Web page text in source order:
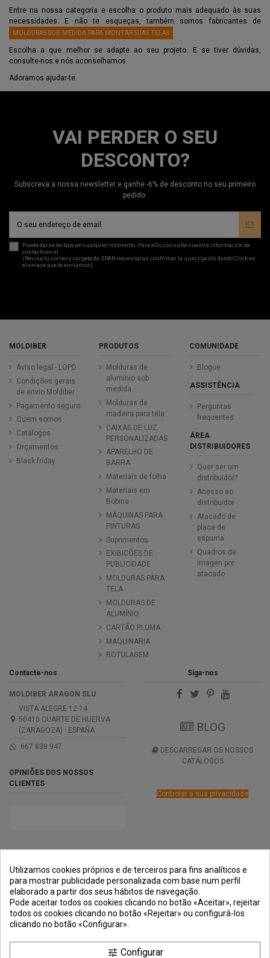
Entre na nossa categoria e escolha o produto mais adequado às suas
necessidades. E não te esqueças, também somos fabricantes de
MOLDURAS SOB MEDIDA PARA MONTAR SUAS TELAS
Escolha a que melhor se adapte ao seu projeto. E se tiver dúvidas,
consulte-nos e nós aconselhamos.
Adoramos ajudar-te.
VAI PERDER O SEU
DESCONTO?
Subscreva a nossa newsletter e ganhe -6% de desconto no seu primeiro
pedido.
Puede darse de baja en cualquier momento. Para ello, consulte nuestra información de
contacto en el
(Revisa tu correo y carpeta de SPAN necesitaras confirmar la suscripción dando Click en
el enlace que te enviamos)
MOLDIBER
Aviso legal - LOPD
Condições gerais
de envio Moldiber
Pagamento seguro
Quem somos
Catálogos
Orçamentos
Black friday
PRODUTOS
Molduras de
alumínio sob
medida
Molduras de
madeira para tela
CAIXAS DE LUZ
PERSONALIZADAS
APARELHO DE
BARRA
Materiais de folha
Materiais em
Bobina
MÁQUINAS PARA
PINTURAS
Suprimentos
EXIBICÕES DE
PUBLICIDADE
MOLDURAS PARA
TELA
MOLDURAS DE
ALUMÍNIO
CARTÃO PLUMA
MAQUINARIA
ROTULAGEM
COMUNIDADE
Blogue
ASSISTÊNCIA
Perguntas
frequentes
ÁREA
DISTRIBUIDORES
Quer ser um
distribuidor?
Acesso ao
distribuidor
Atacado de
placa de
espuma
Quadros de
imagen por
atacado
Contacte-nos
MOLDIBER ARAGON SLU
VISTA ALEGRE 12-14
50410 CUARTE DE HUERVA
(ZARAGOZA) · ESPAÑA
667 838 947
OPINIÕES DOS NOSSOS
CLIENTES
Siga-nos
BLOG
DESCARREGAR OS NOSSOS
CATÁLOGOS
Controlar a sua privacidade
PAGAMENTO
SEGURA
Utilizamos cookies próprios e de terceiros para fins analíticos e
para mostrar publicidade personalizada com base num perfil
elaborado a partir dos seus hábitos de navegação.
Pode aceitar todos os cookies clicando no botão «Aceitar», rejeitar
todos os cookies clicando no botão «Rejeitar» ou configurá-los
clicando no botão «Configurar».
tune Configurar